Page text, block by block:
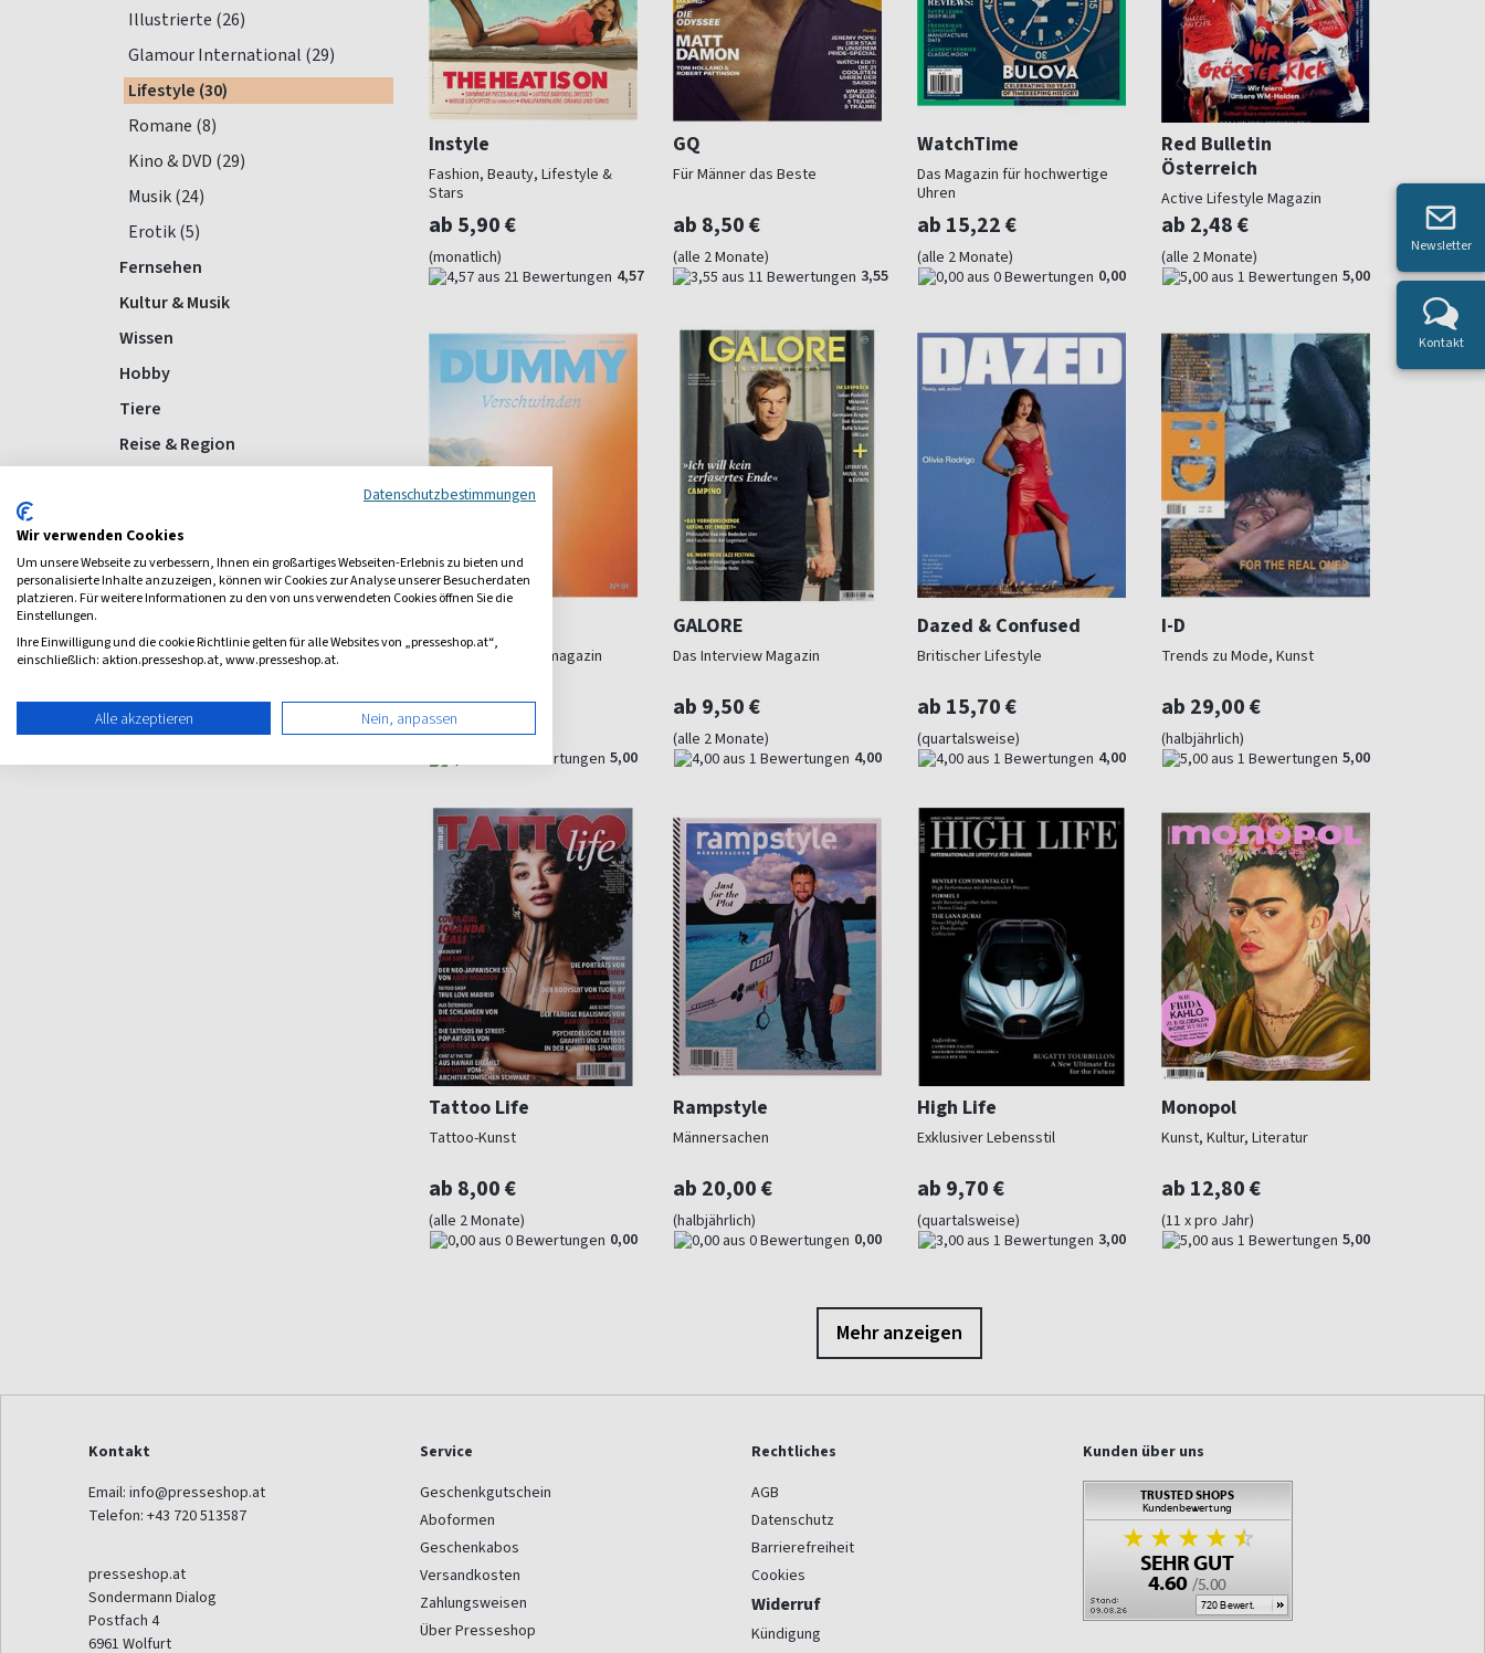
Illustrierte (26)
Glamour International (29)
Lifestyle (30)
Romane (8)
Kino & DVD (29)
Musik (24)
Erotik (5)
Fernsehen
Kultur & Musik
Wissen
Hobby
Tiere
Reise & Region
Politik
Auto & Motorrad
Rätsel
Instyle
Fashion, Beauty, Lifestyle &
Stars
ab 5,90 €
(monatlich)
4,57
GQ
Für Männer das Beste
ab 8,50 €
(alle 2 Monate)
3,55
WatchTime
Das Magazin für hochwertige
Uhren
ab 15,22 €
(alle 2 Monate)
0,00
Red Bulletin
Österreich
Active Lifestyle Magazin
ab 2,48 €
(alle 2 Monate)
5,00
Das Gesellschaftsmagazin
ab 9,00 €
(quartalsweise)
5,00
GALORE
Das Interview Magazin
ab 9,50 €
(alle 2 Monate)
4,00
Dazed & Confused
Britischer Lifestyle
ab 15,70 €
(quartalsweise)
4,00
I-D
Trends zu Mode, Kunst
ab 29,00 €
(halbjährlich)
5,00
Tattoo Life
Tattoo-Kunst
ab 8,00 €
(alle 2 Monate)
0,00
Rampstyle
Männersachen
ab 20,00 €
(halbjährlich)
0,00
High Life
Exklusiver Lebensstil
ab 9,70 €
(quartalsweise)
3,00
Monopol
Kunst, Kultur, Literatur
ab 12,80 €
(11 x pro Jahr)
5,00
Mehr anzeigen
Kontakt
Email: info@presseshop.at
Telefon: +43 720 513587
presseshop.at
Sondermann Dialog
Postfach 4
6961 Wolfurt
Service
Geschenkgutschein
Aboformen
Geschenkabos
Versandkosten
Zahlungsweisen
Über Presseshop
Rechtliches
AGB
Datenschutz
Barrierefreiheit
Cookies
Widerruf
Kündigung
Kunden über uns
Newsletter
Kontakt
Datenschutzbestimmungen
Wir verwenden Cookies
Um unsere Webseite zu verbessern, Ihnen ein großartiges Webseiten-Erlebnis zu bieten und
personalisierte Inhalte anzuzeigen, können wir Cookies zur Analyse unserer Besucherdaten
platzieren. Für weitere Informationen zu den von uns verwendeten Cookies öffnen Sie die
Einstellungen.
Ihre Einwilligung und die cookie Richtlinie gelten für alle Websites von „presseshop.at“,
einschließlich: aktion.presseshop.at, www.presseshop.at.
Alle akzeptieren Nein, anpassen